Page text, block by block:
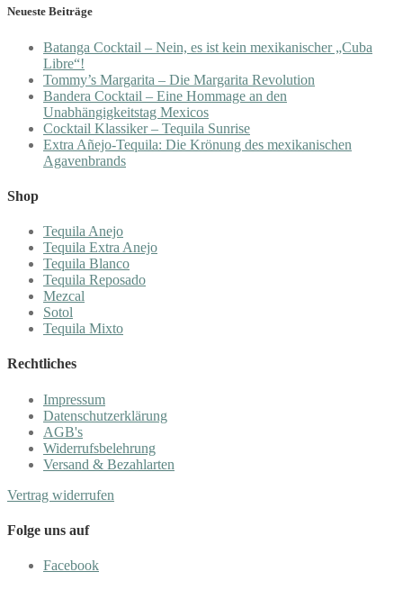
Neueste Beiträge
Batanga Cocktail – Nein, es ist kein mexikanischer „Cuba
Libre“!
Tommy’s Margarita – Die Margarita Revolution
Bandera Cocktail – Eine Hommage an den
Unabhängigkeitstag Mexicos
Cocktail Klassiker – Tequila Sunrise
Extra Añejo-Tequila: Die Krönung des mexikanischen
Agavenbrands
Shop
Tequila Anejo
Tequila Extra Anejo
Tequila Blanco
Tequila Reposado
Mezcal
Sotol
Tequila Mixto
Rechtliches
Impressum
Datenschutzerklärung
AGB's
Widerrufsbelehrung
Versand & Bezahlarten
Vertrag widerrufen
Folge uns auf
Facebook